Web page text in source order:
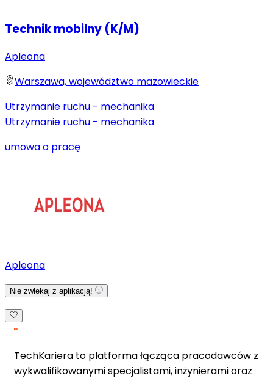
Technik mobilny (K/M)
Apleona
Warszawa, województwo mazowieckie
Utrzymanie ruchu - mechanika
Utrzymanie ruchu - mechanika
umowa o pracę
Apleona
Nie zwlekaj z aplikacją!
TechKariera to platforma łącząca pracodawców z
wykwalifikowanymi specjalistami, inżynierami oraz